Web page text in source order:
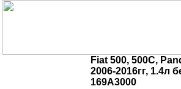
Fiat 500, 500C,
2006-2016гг, 1.4л
169A3000